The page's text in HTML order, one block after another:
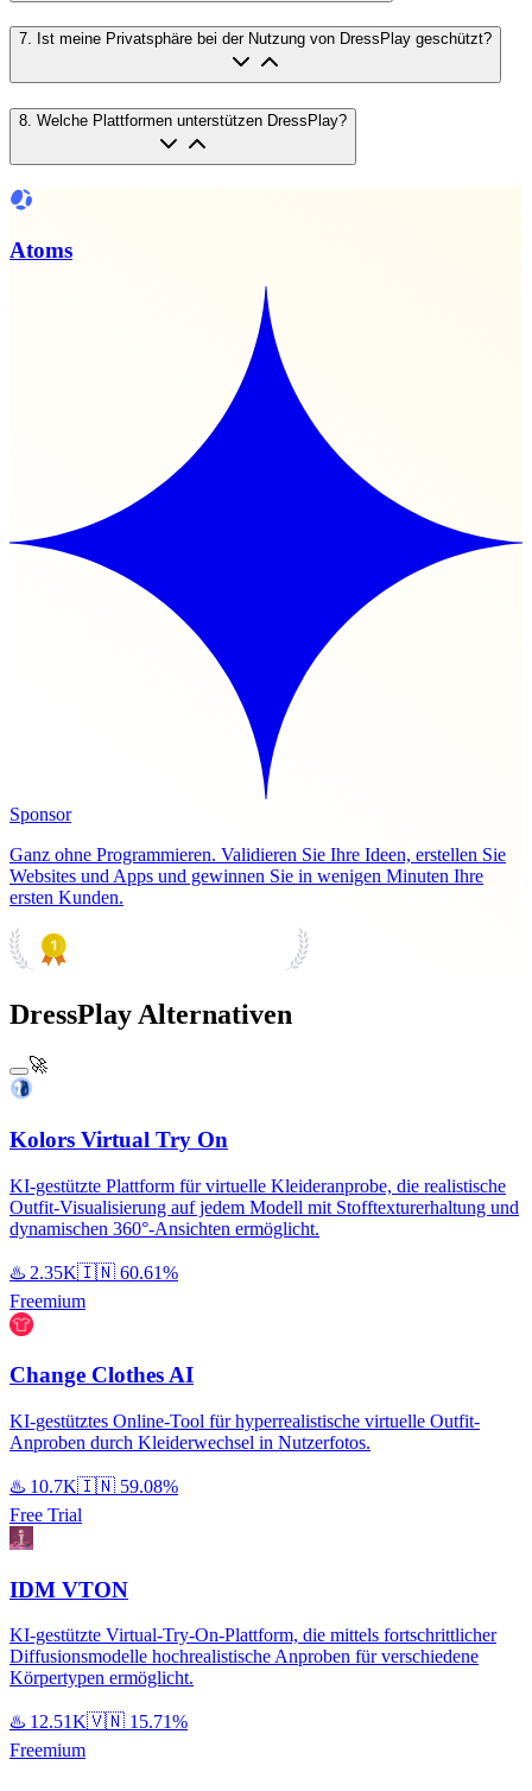
7. Ist meine Privatsphäre bei der Nutzung von DressPlay geschützt?
8 Welche Plattformen unterstützen DressPlay?
Atoms
Sponsor
Ganz ohne Programmieren. Validieren Sie Ihre Ideen, erstellen Sie
Websites und Apps und gewinnen Sie in wenigen Minuten Ihre
ersten Kunden.
DressPlay Alternativen
🚀
Kolors Virtual Try On
KI-gestützte Plattform für virtuelle Kleideranprobe, die realistische
Outfit-Visualisierung auf jedem Modell mit Stofftexturerhaltung und
dynamischen 360°-Ansichten ermöglicht.
♨️ 2.35K🇮🇳 60.61%
Freemium
Change Clothes AI
KI-gestütztes Online-Tool für hyperrealistische virtuelle Outfit-
Anproben durch Kleiderwechsel in Nutzerfotos.
♨️ 10.7K🇮🇳 59.08%
Free Trial
IDM VTON
KI-gestützte Virtual-Try-On-Plattform, die mittels fortschrittlicher
Diffusionsmodelle hochrealistische Anproben für verschiedene
Körpertypen ermöglicht.
♨️ 12.51K🇻🇳 15.71%
Freemium